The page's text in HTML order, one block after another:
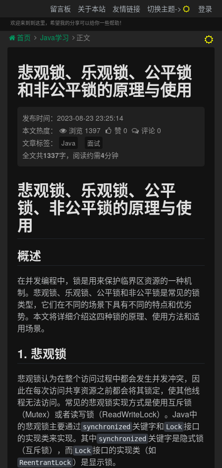
留言板 关于本站 友情链接 切换主题-> 登录
欢迎来到到这里，希望我的分享可以给你一些帮助！
首页 Java学习 正文
悲观锁、乐观锁、公平锁
和非公平锁的原理与使用
发布时间：2023-08-23 23:25:14
本文热度：
浏览 1397 赞 0
评论 0
文章标签：
Java 面试
全文共1337字，阅读约需4分钟
悲观锁、乐观锁、公平
锁、非公平锁的原理与使
用
概述
在并发编程中，锁是用来保护临界区资源的一种机
制。悲观锁、乐观锁、公平锁和非公平锁是常见的锁
类型，它们在不同的场景下具有不同的特点和优劣
势。本文将详细介绍这四种锁的原理、使用方法和适
用场景。
1. 悲观锁
悲观锁认为在整个访问过程中都会发生并发冲突，因
此在每次访问共享资源之前都会将其锁定，使其他线
程无法访问。常见的悲观锁实现方式是使用互斥锁
（Mutex）或者读写锁（ReadWriteLock）。Java中
的悲观锁主要通过 synchronized 关键字和 Lock 接口
的实现类来实现。其中 synchronized 关键字是隐式锁
（互斥锁），而 Lock 接口的实现类（如
ReentrantLock ）是显示锁。